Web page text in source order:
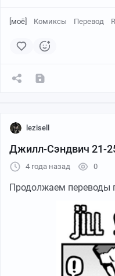
Linyang Chen
[моё] Комиксы Перевод
lezisell
Джилл-Сэндвич 21-
4 года назад 0
Продолжаем переводы